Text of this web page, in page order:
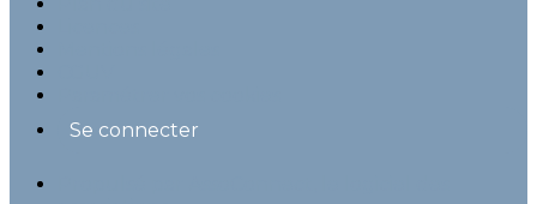
Se connecter